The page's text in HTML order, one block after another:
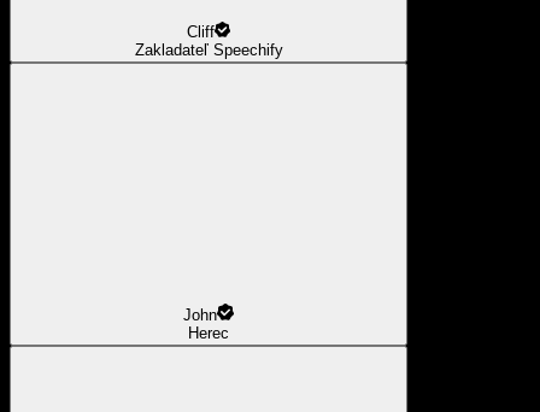
Cliff
Zakladateľ Speechify
John
Herec